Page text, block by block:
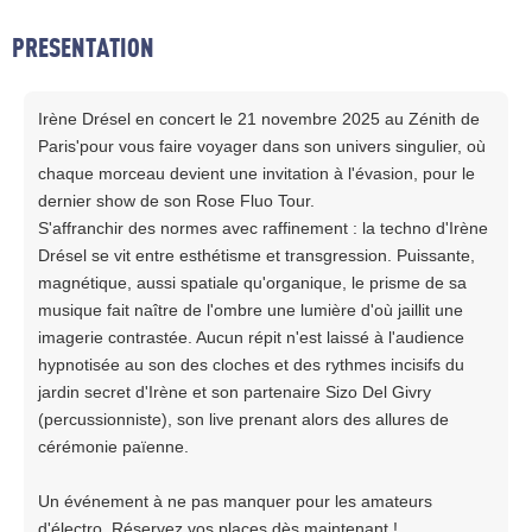
PRESENTATION
Irène Drésel en concert le 21 novembre 2025 au Zénith de
Paris'pour vous faire voyager dans son univers singulier, où
chaque morceau devient une invitation à l'évasion, pour le
dernier show de son Rose Fluo Tour.
S'affranchir des normes avec raffinement : la techno d'Irène
Drésel se vit entre esthétisme et transgression. Puissante,
magnétique, aussi spatiale qu'organique, le prisme de sa
musique fait naître de l'ombre une lumière d'où jaillit une
imagerie contrastée. Aucun répit n'est laissé à l'audience
hypnotisée au son des cloches et des rythmes incisifs du
jardin secret d'Irène et son partenaire Sizo Del Givry
(percussionniste), son live prenant alors des allures de
cérémonie païenne.
Un événement à ne pas manquer pour les amateurs
d'électro. Réservez vos places dès maintenant !